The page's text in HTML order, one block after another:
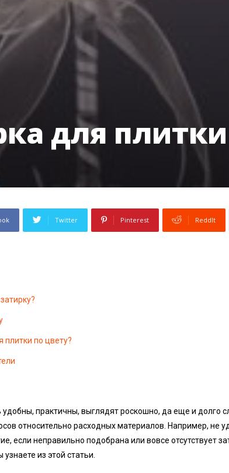
для плитки
Twitter Pinterest ReddIt
плитки по цвету?
практичны, выглядят роскошно, да еще и долго
относительно расходных материалов. Например, не
если неправильно подобрана или вовсе отсутствует
из этой статьи.